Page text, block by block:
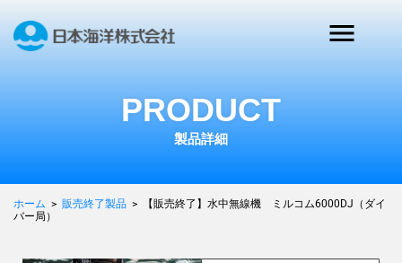
PRODUCT
製品詳細
ホーム > 販売終了製品 >
【販売終了】水中無線機 ミルコム6000DJ（ダイ
バー局）